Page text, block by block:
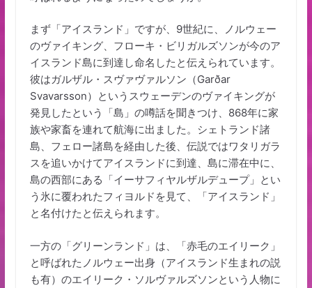
まず「アイスランド」ですが、9世紀に、ノルウェー
のヴァイキング、フローキ・ビリガルズソンが今のア
イスランド島に到達し命名したと伝えられています。
彼はガルザル・スヴァヴァルソン（Garðar
Svavarsson）というスウェーデンのヴァイキングが
発見したという「島」の噂話を聞きつけ、868年に家
族や家畜を連れて航海に出ました。シェトランド諸
島、フェロー諸島を経由した後、伝説ではワタリガラ
スを追いかけてアイスランドに到達、島に滞在中に、
島の西部にある「イーサフィヤルザルデュープ」とい
う氷に覆われたフィヨルドを見て、「アイスランド」
と名付けたと伝えられます。
一方の「グリーンランド」は、「赤毛のエイリーク」
と呼ばれたノルウェー出身（アイスランド生まれの説
も有）のエイリーク・ソルヴァルズソンという人物に